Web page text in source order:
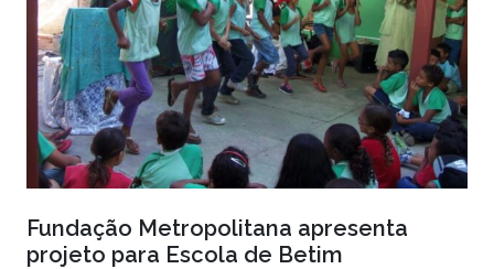
Fundação Metropolitana apresenta
projeto para Escola de Betim